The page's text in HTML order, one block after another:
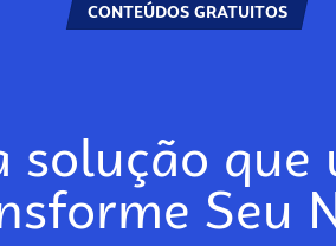
CONTEÚDOS GRATUITOS
solução que
Seu